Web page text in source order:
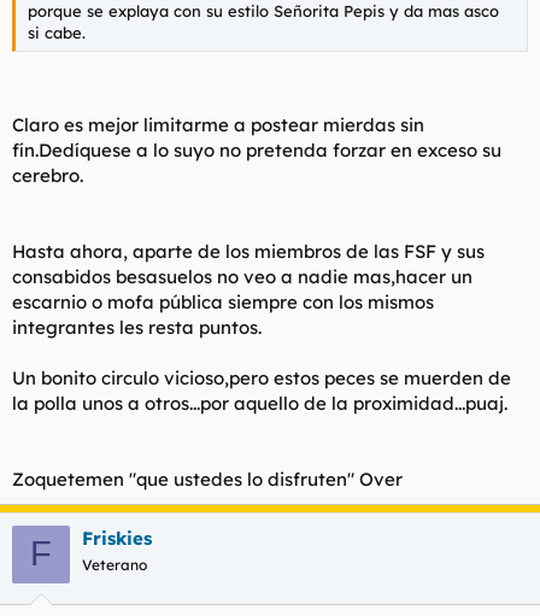
porque se explaya con su estilo Señorita Pepis y da mas asco
si cabe.
Claro es mejor limitarme a postear mierdas sin
fín.Dedíquese a lo suyo no pretenda forzar en exceso su
cerebro.
Hasta ahora, aparte de los miembros de las FSF y sus
consabidos besasuelos no veo a nadie mas,hacer un
escarnio o mofa pública siempre con los mismos
integrantes les resta puntos.
Un bonito circulo vicioso,pero estos peces se muerden de
la polla unos a otros...por aquello de la proximidad...puaj.
Zoquetemen "que ustedes lo disfruten" Over
F Friskies
Veterano